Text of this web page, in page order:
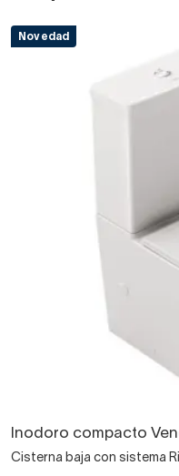
Novedad
Inodoro compacto
Cisterna baja con sistema